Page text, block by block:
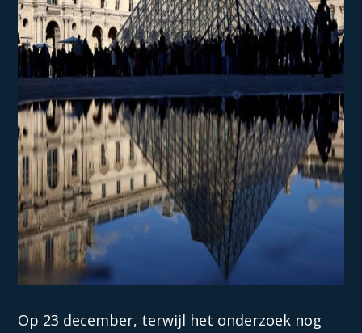
Op 23 december, terwijl het onderzoek nog